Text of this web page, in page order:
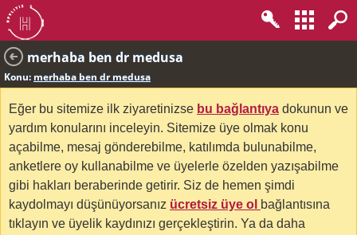
merhaba ben dr medusa
Konu: merhaba ben dr medusa
Eğer bu sitemize ilk ziyaretinizse bu bağlantıya dokunun ve
yardım konularını inceleyin. Sitemize üye olmak konu
açabilme, mesaj gönderebilme, katılımda bulunabilme,
anketlere oy kullanabilme ve üyelerle özelden yazışabilme
gibi hakları beraberinde getirir. Siz de hemen şimdi
kaydolmayı düşünüyorsanız ücretsiz üye ol bağlantısına
tıklayın ve üyelik kaydınızı gerçekleştirin. Ya da daha